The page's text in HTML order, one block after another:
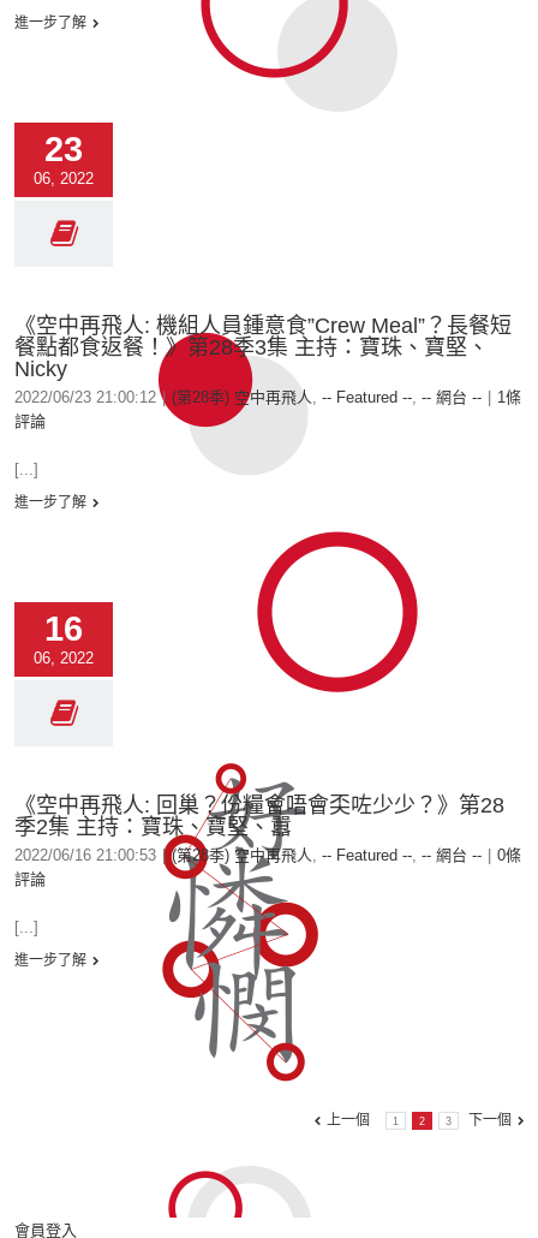
進一步了解
23
06, 2022
《空中再飛人: 機組人員鍾意食”Crew Meal”？長餐短
餐點都食返餐！》第28季3集 主持：寶珠、寶堅、
Nicky
2022/06/23 21:00:12 | (第28季) 空中再飛人, -- Featured --, -- 網台 --
1條
評論
[...]
進一步了解
16
06, 2022
《空中再飛人: 回巢？份糧會唔會奀咗少少？》第28
季2集 主持：寶珠、寶堅、囂
2022/06/16 21:00:53 | (第28季) 空中再飛人, -- Featured --, -- 網台 --
0條
評論
[...]
進一步了解
上一個 1 2 3 下一個
會員登入